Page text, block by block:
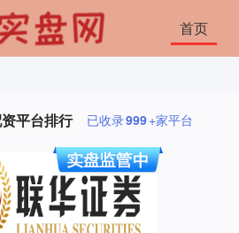
首页
平台排行 已收录999+家平台